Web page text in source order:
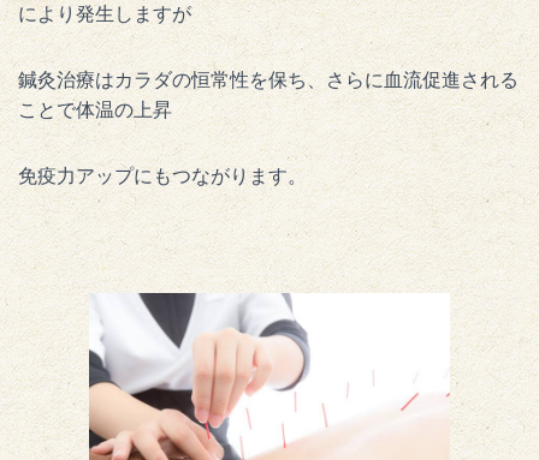
により発生しますが
鍼灸治療はカラダの恒常性を保ち、さらに血流促進される
ことで体温の上昇
免疫力アップにもつながります。